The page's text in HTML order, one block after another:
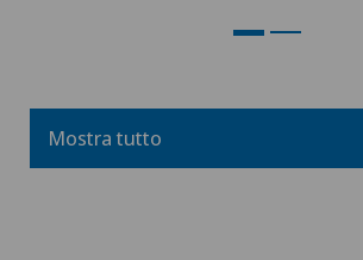
Mostra tutto